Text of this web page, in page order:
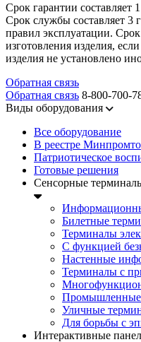
Срок гарантии составляет
Срок службы составляет 3
правил эксплуатации.
изготовления изделия,
изделия не установлено
Обратная связь
Обратная связь 8-800-700-
Виды оборудования
Все оборудование
В реестре
Патриотическое
Готовые решения
Сенсорные
Билетные
Терминалы
C функцией
Настенные
Терминалы с
Промышленные
Уличные
Для борьбы с
Интерактивные